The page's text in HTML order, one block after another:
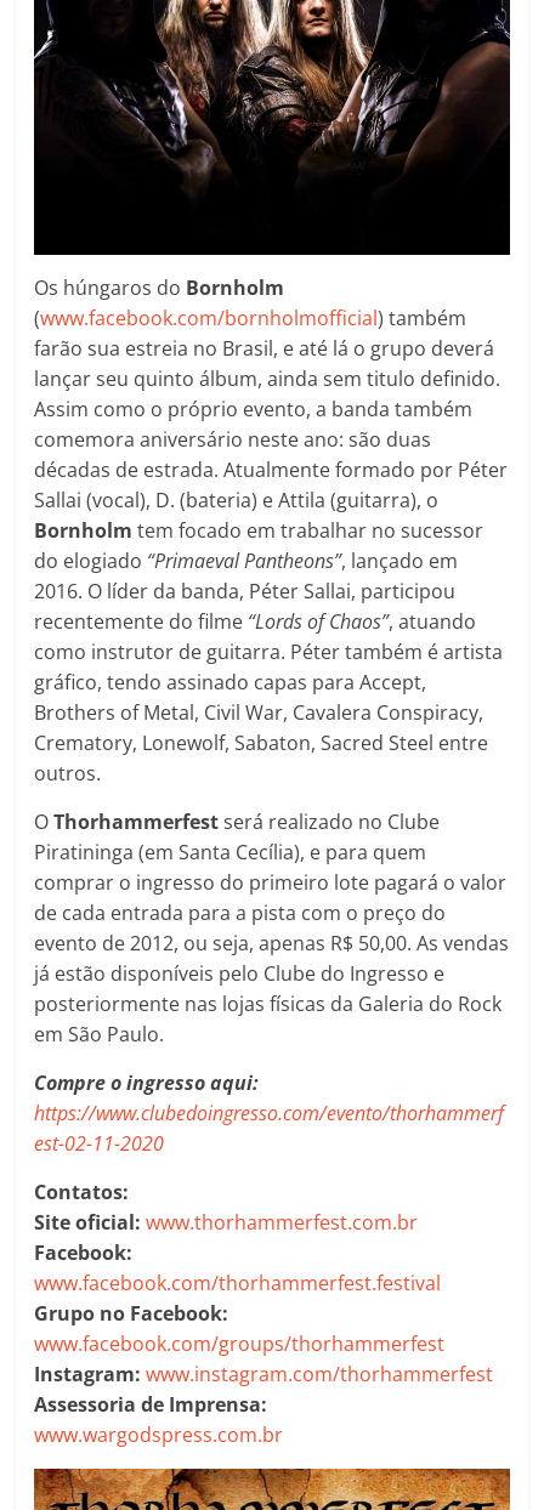
Os húngaros do Bornholm
(www.facebook.com/bornholmofficial) também
farão sua estreia no Brasil, e até lá o grupo deverá
lançar seu quinto álbum, ainda sem titulo definido.
Assim como o próprio evento, a banda também
comemora aniversário neste ano: são duas
décadas de estrada. Atualmente formado por Péter
Sallai (vocal), D. (bateria) e Attila (guitarra), o
Bornholmtem focado em trabalhar no sucessor
do elogiado “Primaeval Pantheons”, lançado em
2016. O líder da banda, Péter Sallai, participou
recentemente do filme “Lords of Chaos”, atuando
como instrutor de guitarra. Péter também é artista
gráfico, tendo assinado capas para Accept,
Brothers of Metal, Civil War, Cavalera Conspiracy,
Crematory, Lonewolf, Sabaton, Sacred Steel entre
outros.
OThorhammerfestserá realizado no Clube
Piratininga (em Santa Cecília), e para quem
comprar o ingresso do primeiro lote pagará o valor
de cada entrada para a pista com o preço do
evento de 2012, ou seja, apenas R$ 50,00. As vendas
já estão disponíveis pelo Clube do Ingresso e
posteriormente nas lojas físicas da Galeria do Rock
em São Paulo.
Compre o ingresso aqui:
https://www.clubedoingresso.com/evento/thorhammerf
est-02-11-2020
Contatos:
Site oficial:www.thorhammerfest.com.br
Facebook:
www.facebook.com/thorhammerfest.festival
Grupo no Facebook:
www.facebook.com/groups/thorhammerfest
Instagram:www.instagram.com/thorhammerfest
Assessoria de Imprensa:
www.wargodspress.com.br